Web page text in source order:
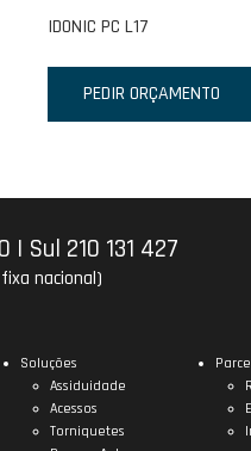
IDONIC PC L17
PEDIR ORÇAMENTO
| Sul 210 131 427
nacional)
Soluções
Assiduidade
Acessos
Torniquetes